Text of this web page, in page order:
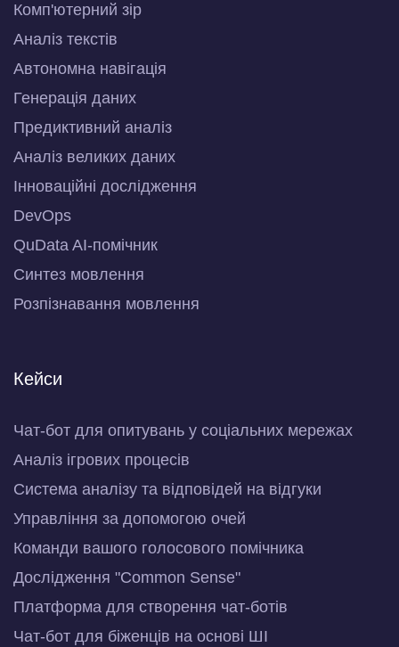
Комп'ютерний зір
Аналіз текстів
Автономна навігація
Генерація даних
Предиктивний аналіз
Аналіз великих даних
Інноваційні дослідження
DevOps
QuData AI-помічник
Синтез мовлення
Розпізнавання мовлення
Кейси
Чат-бот для опитувань у соціальних мережах
Аналіз ігрових процесів
Система аналізу та відповідей на відгуки
Управління за допомогою очей
Команди вашого голосового помічника
Дослідження "Common Sense"
Платформа для створення чат-ботів
Чат-бот для біженців на основі ШІ